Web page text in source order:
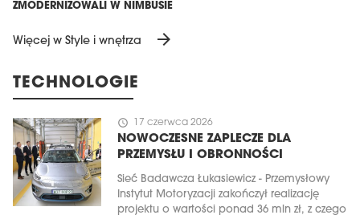
ZMODERNIZOWALI W NIMBUSIE
Więcej w Style i wnętrza arrow_forward
TECHNOLOGIE
schedule 17 czerwca 2026
NOWOCZESNE ZAPLECZE DLA
PRZEMYSŁU I OBRONNOŚCI
Sieć Badawcza Łukasiewicz - Przemysłowy
Instytut Motoryzacji zakończył realizację
projektu o wartości ponad 36 mln zł, z czego